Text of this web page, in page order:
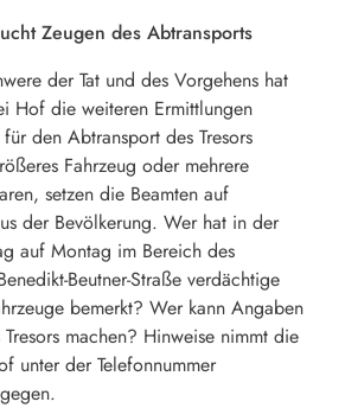
Zeugen des Abtransports
der Tat und des Vorgehens hat
Hof die weiteren Ermittlungen
den Abtransport des Tresors
Fahrzeug oder mehrere
setzen die Beamten auf
der Bevölkerung. Wer hat in der
auf Montag im Bereich des
Beutner-Straße verdächtige
bemerkt? Wer kann Angaben
machen? Hinweise nimmt die
unter der Telefonnummer